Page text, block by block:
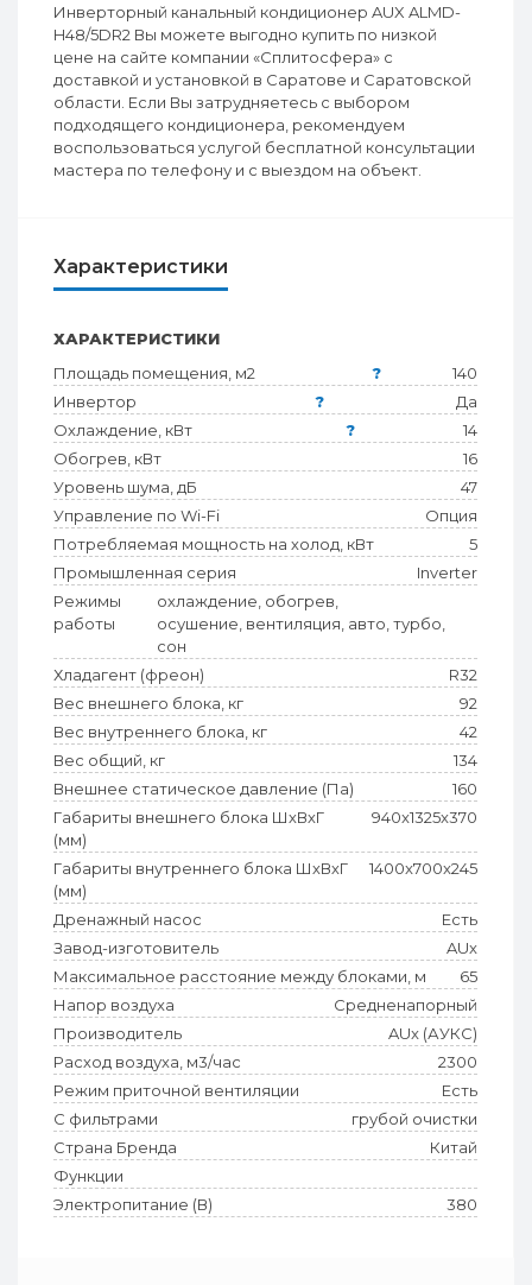
Инверторный канальный кондиционер AUX ALMD-
H48/5DR2 Вы можете выгодно купить по низкой
цене на сайте компании «Сплитосфера» с
доставкой и установкой в Саратове и Саратовской
области. Если Вы затрудняетесь с выбором
подходящего кондиционера, рекомендуем
воспользоваться услугой бесплатной консультации
мастера по телефону и с выездом на объект.
Характеристики
ХАРАКТЕРИСТИКИ
Площадь помещения, м2
?
140
Инвертор
?
Да
Охлаждение, кВт
?
14
Обогрев, кВт
16
Уровень шума, дБ
47
Управление по Wi-Fi
Опция
Потребляемая мощность на холод, кВт
5
Промышленная серия
Inverter
Режимы
работы
охлаждение, обогрев,
осушение, вентиляция, авто, турбо,
сон
Хладагент (фреон)
R32
Вес внешнего блока, кг
92
Вес внутреннего блока, кг
42
Вес общий, кг
134
Внешнее статическое давление (Па)
160
Габариты внешнего блока ШхВхГ
(мм)
940x1325x370
Габариты внутреннего блока ШхВхГ
(мм)
1400x700x245
Дренажный насос
Есть
Завод-изготовитель
AUx
Максимальное расстояние между блоками, м
65
Напор воздуха
Средненапорный
Производитель
AUx (АУКС)
Расход воздуха, м3/час
2300
Режим приточной вентиляции
Есть
С фильтрами
грубой очистки
Страна Бренда
Китай
Функции
Электропитание (В)
380